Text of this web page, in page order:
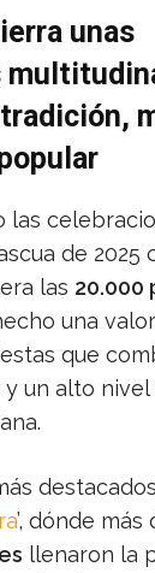
unas
las
de 2025
las 20.000
una
que
un alto nivel
’, dónde más
llenaron la